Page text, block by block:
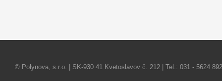
© Polynova, s.r.o. | SK-930 41 Kvetoslavov č. 212 | Tel.: 031 - 5624